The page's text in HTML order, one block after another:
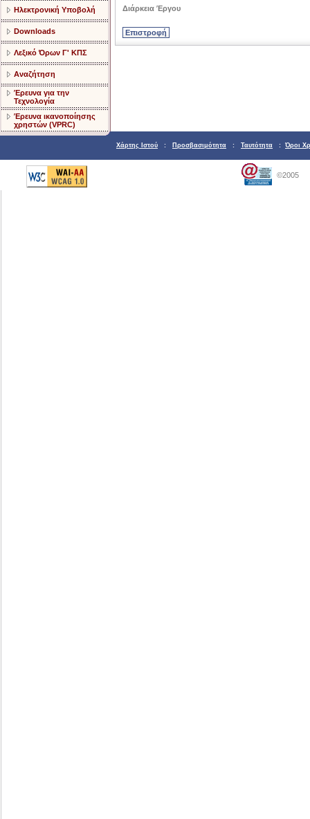
Ηλεκτρονική Υποβολή
Downloads
Λεξικό Όρων Γ' ΚΠΣ
Αναζήτηση
Έρευνα για την
Τεχνολογία
Έρευνα ικανοποίησης
χρηστών (VPRC)
Διάρκεια Έργου
Χάρτης Ιστού : Προσβασιμότητα : Ταυτότητα : Όροι
©2005